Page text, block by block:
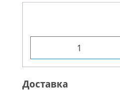
Доставка